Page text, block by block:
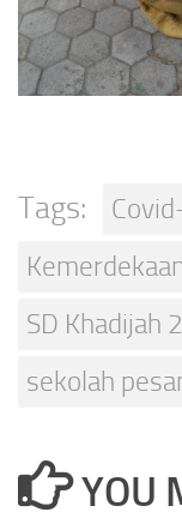
Tags:
SD Khadijah 2
sekolah
YOU